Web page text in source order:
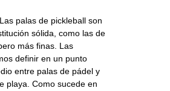
Las palas de pickleball son
sólida, como las de
más finas. Las
definir en un punto
entre palas de pádel y
playa. Como sucede en